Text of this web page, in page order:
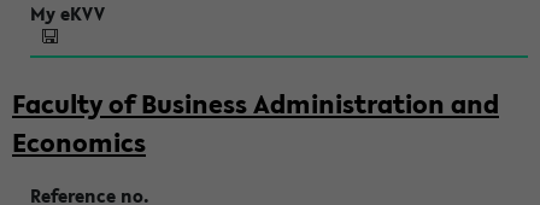
Faculty of Business Administration and
Economics